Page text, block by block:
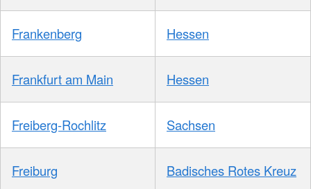
Frankenberg Hessen
Frankfurt am Main Hessen
Freiberg-Rochlitz Sachsen
Freiburg Badisches Rotes Kreuz